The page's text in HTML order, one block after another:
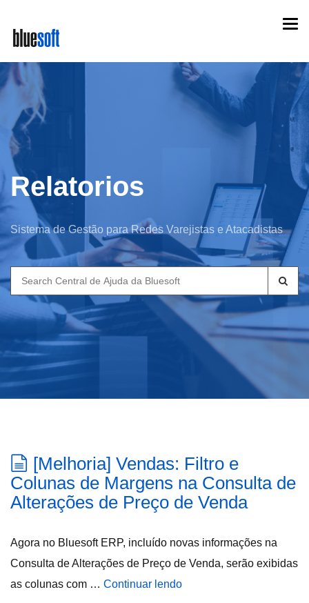
main
content
Relatorios
Sistema de Gestão para Redes Varejistas e Atacadistas
Search
for:
[Melhoria] Vendas: Filtro e
Colunas de Margens na Consulta de
Alterações de Preço de Venda
Agora no Bluesoft ERP, incluído novas informações na
Consulta de Alterações de Preço de Venda, serão exibidas
as colunas com … Continuar lendo